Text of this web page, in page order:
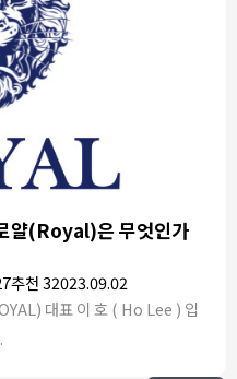
얄(Royal)은 무엇인가
추천 32023.09.02
대표 이 호 ( Ho Lee ) 입